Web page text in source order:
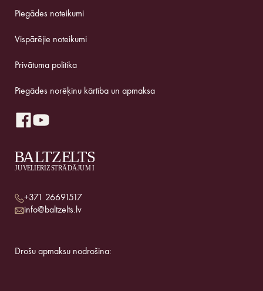
Piegādes noteikumi
Vispārējie noteikumi
Privātuma politika
Piegādes norēķinu kārtība un apmaksa
+371 26691517
info@baltzelts.lv
Drošu apmaksu nodrošina: